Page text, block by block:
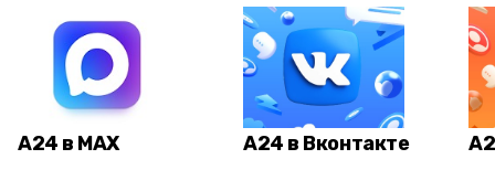
А24 в MAX А24 в Вконтакте